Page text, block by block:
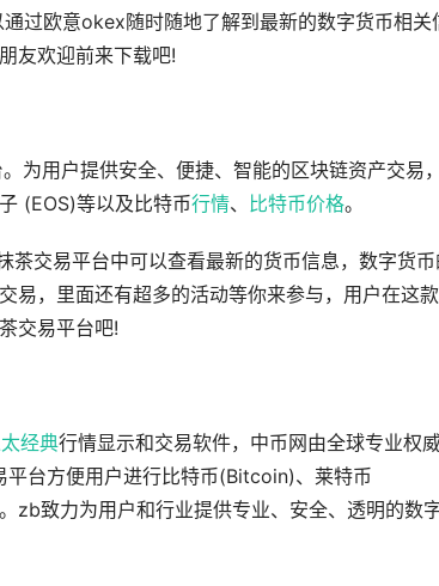
过欧意okex随时随地了解到最新的数字货币相关
友欢迎前来下载吧!
为用户提供安全、便捷、智能的区块链资产交易，
(EOS)等以及比特币行情、 比特币价格。
交易平台中可以查看最新的货币信息，数字货币
易，里面还有超多的活动等你来参与，用户在这
交易平台吧!
经典行情显示和交易软件，中币网由全球专业权
台方便用户进行比特币(Bitcoin)、莱特币
zb致力为用户和行业提供专业、安全、透明的数